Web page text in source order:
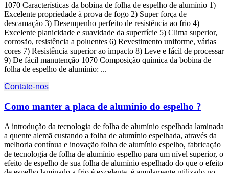
1070 Características da bobina de folha de espelho de alumínio 1)
Excelente propriedade à prova de fogo 2) Super força de
descamação 3) Desempenho perfeito de resistência ao frio 4)
Excelente planicidade e suavidade da superfície 5) Clima superior,
corrosão, resistência a poluentes 6) Revestimento uniforme, várias
cores 7) Resistência superior ao impacto 8) Leve e fácil de processar
9) De fácil manutenção 1070 Composição química da bobina de
folha de espelho de alumínio: ...
Contate-nos
Como manter a placa de alumínio do espelho ?
A introdução da tecnologia de folha de alumínio espelhada laminada
a quente alemã custando a folha de alumínio espelhada, através da
melhoria contínua e inovação folha de alumínio espelho, fabricação
de tecnologia de folha de alumínio espelho para um nível superior, o
efeito de espelho de sua folha de alumínio espelhado do que o efeito